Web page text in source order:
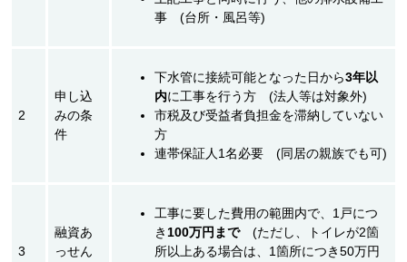
事 (台所・風呂等)
2
申し込
みの条
件
下水管に接続可能となった日から3年以
内に工事を行う方 (法人等は対象外)
市税及び受益者負担金を滞納していない
方
連帯保証人1名必要 (同居の親族でも可)
3
融資あ
っせん
工事に要した費用の範囲内で、1戸につ
き 100万円まで(ただし、トイレが2箇
所以上ある場合は、1箇所につき50万円